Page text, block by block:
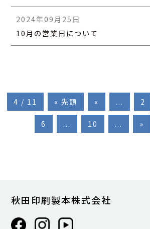
2024年09月25日
10月の営業日について
4 / 11 « 先頭 « ... 2
6 ... 10 ... »
秋田印刷製本株式会社